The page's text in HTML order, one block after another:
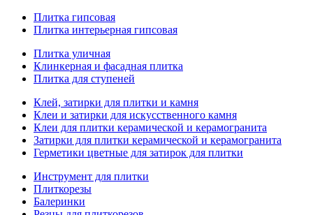
Плитка гипсовая
Плитка интерьерная гипсовая
Плитка уличная
Клинкерная и фасадная плитка
Плитка для ступеней
Клей, затирки для плитки и камня
Клеи и затирки для искусственного камня
Клеи для плитки керамической и керамогранита
Затирки для плитки керамической и керамогранита
Герметики цветные для затирок для плитки
Инструмент для плитки
Плиткорезы
Балеринки